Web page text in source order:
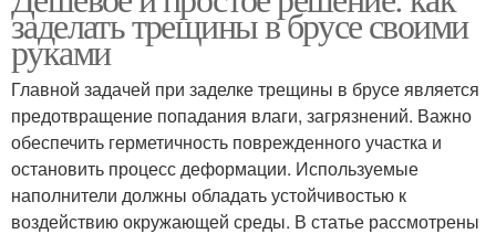
заделать трещины в брусе своими
руками
Главной задачей при заделке трещины в брусе является
предотвращение попадания влаги, загрязнений. Важно
обеспечить герметичность поврежденного участка и
остановить процесс деформации. Используемые
наполнители должны обладать устойчивостью к
воздействию окружающей среды. В статье рассмотрены